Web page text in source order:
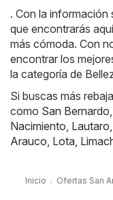
. Con la
que encontrarás
más cómoda. Con
encontrar los
la categoría de
Si buscas más
como San Bernardo,
Nacimiento, Lautaro,
Arauco, Lota,
Inicio Ofertas San